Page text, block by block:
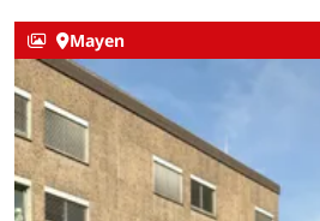
Mayen